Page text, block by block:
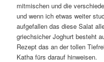
mitmischen und die
und wenn ich etwas weiter
aufgefallen das diese Salat
griechsicher Joghurt besteht
Rezept das an der tollen
Katha fürs darauf hinweisen.